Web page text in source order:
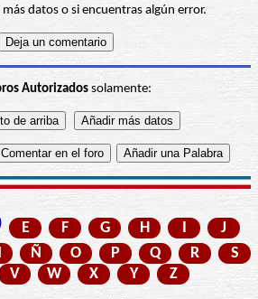
datos o si encuentras algún error.
Autorizadossolamente:
E F G H I
J
Ñ O P Q R
S
V W X Y Z